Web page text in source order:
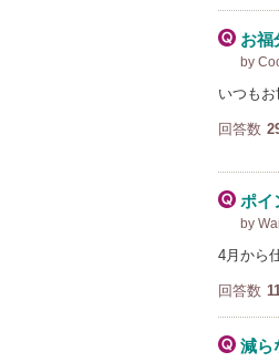
お福
by
いつも
回答数
ポイ
by
4月から
回答数
減ら